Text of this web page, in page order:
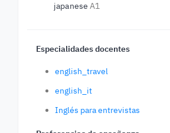
japaneseA1
Especialidades docentes
english_travel
english_it
Inglés para entrevistas